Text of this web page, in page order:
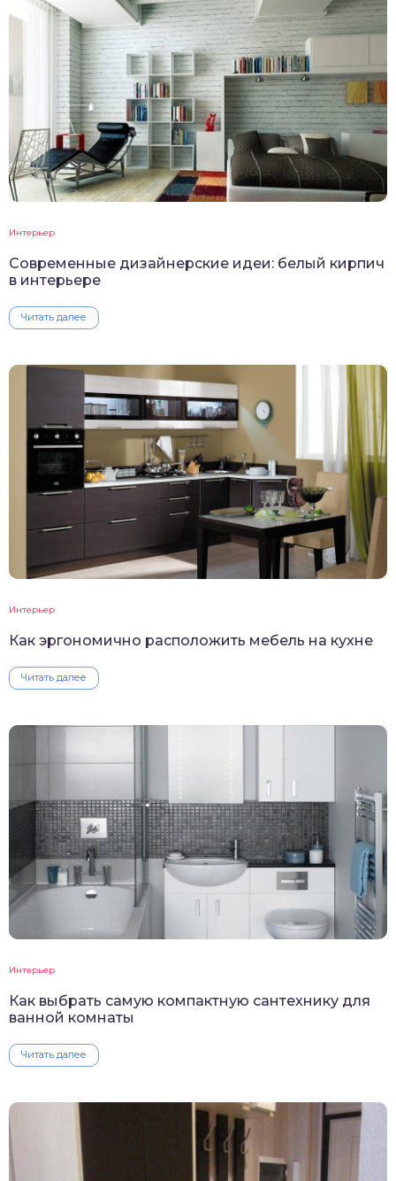
Интерьер
Современные дизайнерские идеи: белый кирпич
в интерьере
Читать далее
Интерьер
Как эргономично расположить мебель на кухне
Читать далее
Интерьер
Как выбрать самую компактную сантехнику для
ванной комнаты
Читать далее